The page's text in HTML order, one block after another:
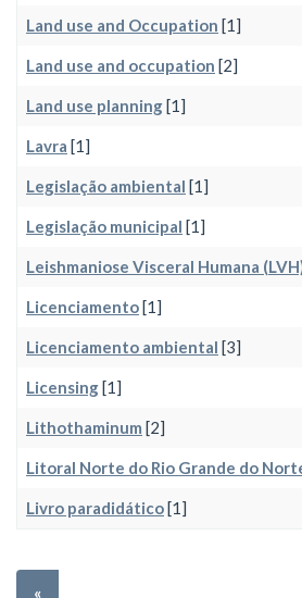
Land use and Occupation [1]
Land use and occupation [2]
Land use planning[1]
Lavra [1]
Legislação ambiental [1]
Legislação municipal [1]
Leishmaniose Visceral Humana
Licenciamento[1]
Licenciamento ambiental [3]
Licensing[1]
Lithothaminum [2]
Litoral Norte do Rio Grande do
Livro paradidático[1]
«